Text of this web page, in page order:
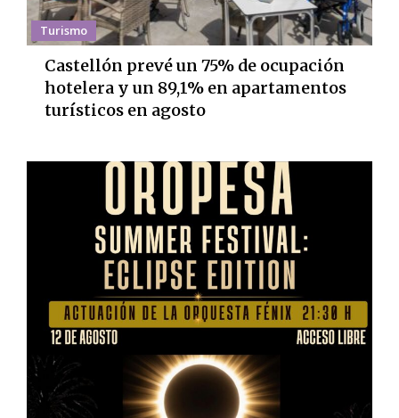
Turismo
Castellón prevé un 75% de ocupación
hotelera y un 89,1% en apartamentos
turísticos en agosto